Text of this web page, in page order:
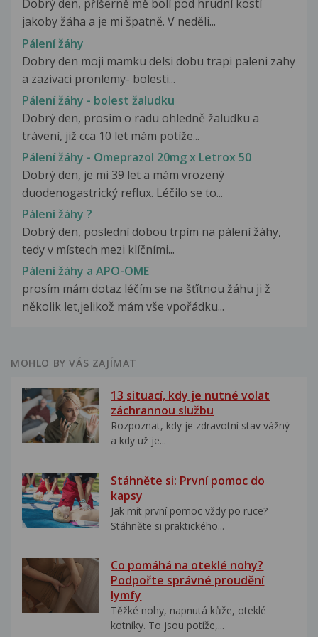
Dobrý den, příšerně mě bolí pod hrudní kostí
jakoby žáha a je mi špatně. V neděli...
Pálení žáhy
Dobry den moji mamku delsi dobu trapi paleni zahy
a zazivaci pronlemy- bolesti...
Pálení žáhy - bolest žaludku
Dobrý den, prosím o radu ohledně žaludku a
trávení, již cca 10 let mám potíže...
Pálení žáhy - Omeprazol 20mg x Letrox 50
Dobrý den, je mi 39 let a mám vrozený
duodenogastrický reflux. Léčilo se to...
Pálení žáhy ?
Dobrý den, poslední dobou trpím na pálení žáhy,
tedy v místech mezi klíčními...
Pálení žáhy a APO-OME
prosím mám dotaz léčím se na šťítnou žáhu ji ž
několik let,jelikož mám vše vpořádku...
MOHLO BY VÁS ZAJÍMAT
13 situací, kdy je nutné volat
záchrannou službu
Rozpoznat, kdy je zdravotní stav vážný
a kdy už je...
Stáhněte si: První pomoc do
kapsy
Jak mít první pomoc vždy po ruce?
Stáhněte si praktického...
Co pomáhá na oteklé nohy?
Podpořte správné proudění
lymfy
Těžké nohy, napnutá kůže, oteklé
kotníky. To jsou potíže,...